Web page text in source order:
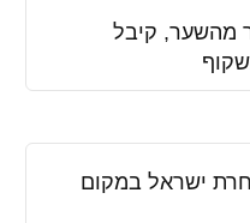
נשאר חופשי 6 מטר מהשער, קיבל
ישראל במקום